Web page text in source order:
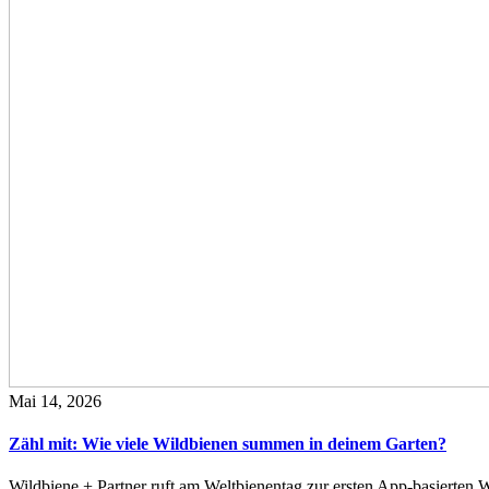
Mai 14, 2026
Zähl mit: Wie viele Wildbienen summen in deinem Garten?